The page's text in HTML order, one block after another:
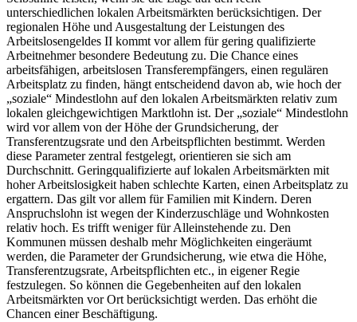
unterschiedlichen lokalen Arbeitsmärkten berücksichtigen. Der
regionalen Höhe und Ausgestaltung der Leistungen des
Arbeitslosengeldes II kommt vor allem für gering qualifizierte
Arbeitnehmer besondere Bedeutung zu. Die Chance eines
arbeitsfähigen, arbeitslosen Transferempfängers, einen regulären
Arbeitsplatz zu finden, hängt entscheidend davon ab, wie hoch der
„soziale“ Mindestlohn auf den lokalen Arbeitsmärkten relativ zum
lokalen gleichgewichtigen Marktlohn ist. Der „soziale“ Mindestlohn
wird vor allem von der Höhe der Grundsicherung, der
Transferentzugsrate und den Arbeitspflichten bestimmt. Werden
diese Parameter zentral festgelegt, orientieren sie sich am
Durchschnitt. Geringqualifizierte auf lokalen Arbeitsmärkten mit
hoher Arbeitslosigkeit haben schlechte Karten, einen Arbeitsplatz zu
ergattern. Das gilt vor allem für Familien mit Kindern. Deren
Anspruchslohn ist wegen der Kinderzuschläge und Wohnkosten
relativ hoch. Es trifft weniger für Alleinstehende zu. Den
Kommunen müssen deshalb mehr Möglichkeiten eingeräumt
werden, die Parameter der Grundsicherung, wie etwa die Höhe,
Transferentzugsrate, Arbeitspflichten etc., in eigener Regie
festzulegen. So können die Gegebenheiten auf den lokalen
Arbeitsmärkten vor Ort berücksichtigt werden. Das erhöht die
Chancen einer Beschäftigung.